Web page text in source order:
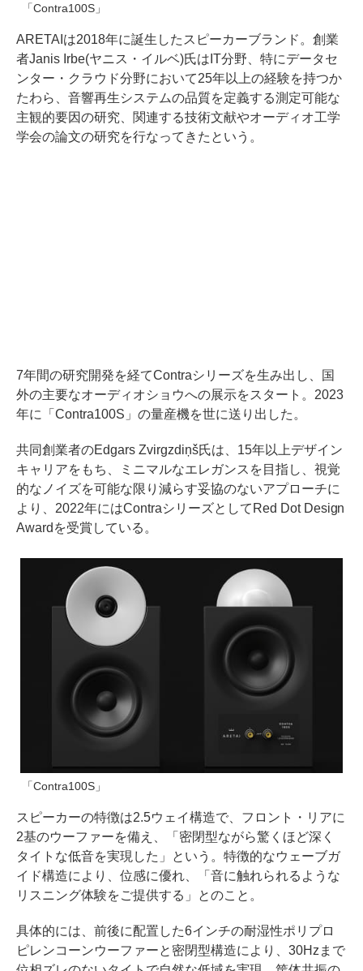
「Contra100S」
ARETAIは2018年に誕生したスピーカーブランド。創業
者Janis Irbe(ヤニス・イルベ)氏はIT分野、特にデータセ
ンター・クラウド分野において25年以上の経験を持つか
たわら、音響再生システムの品質を定義する測定可能な
主観的要因の研究、関連する技術文献やオーディオ工学
学会の論文の研究を行なってきたという。
7年間の研究開発を経てContraシリーズを生み出し、国
外の主要なオーディオショウへの展示をスタート。2023
年に「Contra100S」の量産機を世に送り出した。
共同創業者のEdgars Zvirgzdiņš氏は、15年以上デザイン
キャリアをもち、ミニマルなエレガンスを目指し、視覚
的なノイズを可能な限り減らす妥協のないアプローチに
より、2022年にはContraシリーズとしてRed Dot Design
Awardを受賞している。
「Contra100S」
スピーカーの特徴は2.5ウェイ構造で、フロント・リアに
2基のウーファーを備え、「密閉型ながら驚くほど深く
タイトな低音を実現した」という。特徴的なウェーブガ
イド構造により、位感に優れ、「音に触れられるような
リスニング体験をご提供する」とのこと。
具体的には、前後に配置した6インチの耐湿性ポリプロ
ピレンコーンウーファーと密閉型構造により、30Hzまで